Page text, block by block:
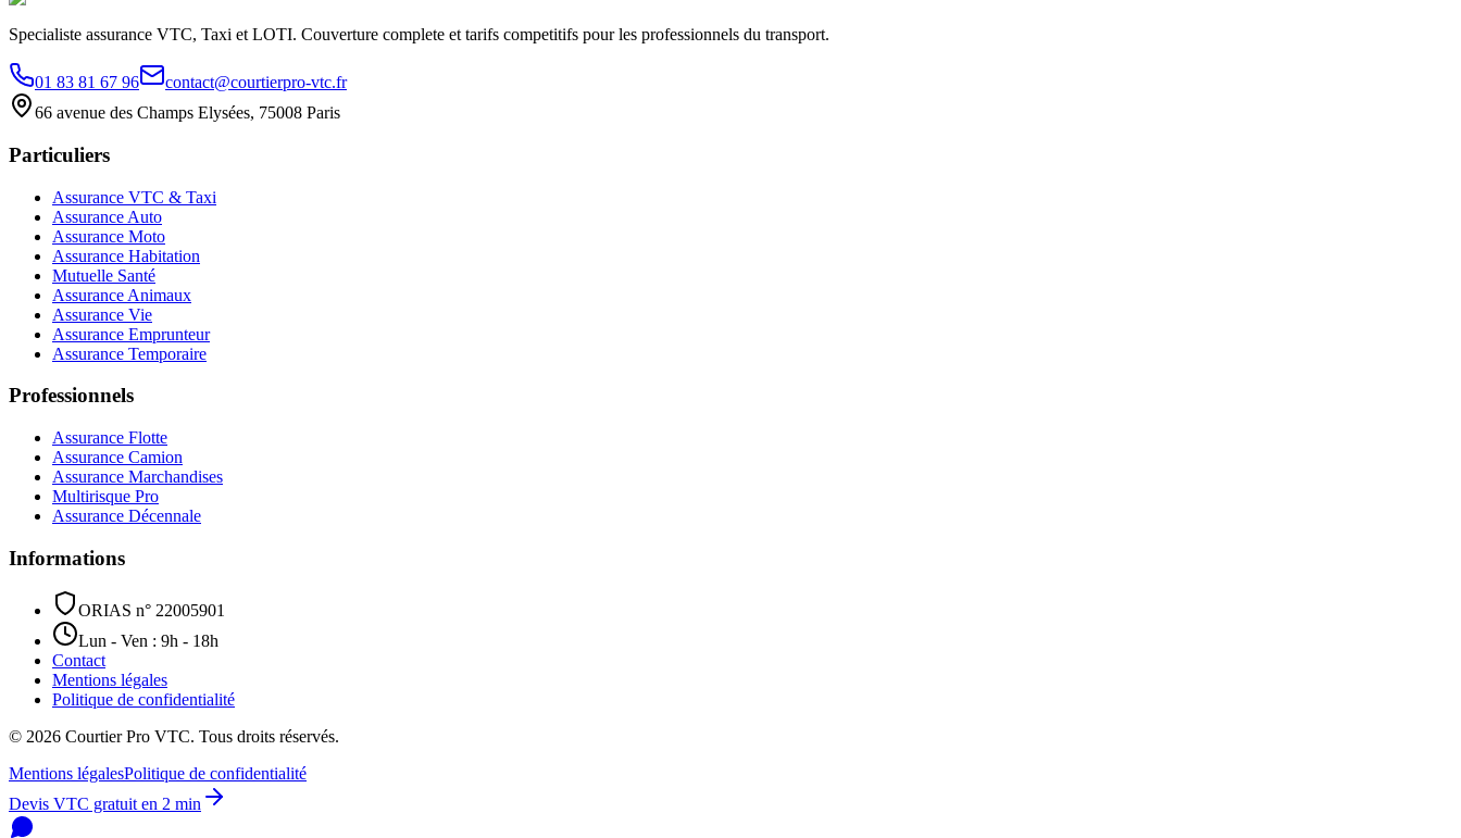
Specialiste assurance VTC, Taxi et LOTI. Couverture complete et tarifs competitifs pour les professionnels du transport.
01 83 81 67 96
contact@courtierpro-vtc.fr
66 avenue des Champs Elysées, 75008 Paris
Particuliers
Assurance VTC & Taxi
Assurance Auto
Assurance Moto
Assurance Habitation
Mutuelle Santé
Assurance Animaux
Assurance Vie
Assurance Emprunteur
Assurance Temporaire
Professionnels
Assurance Flotte
Assurance Camion
Assurance Marchandises
Multirisque Pro
Assurance Décennale
Informations
ORIAS n° 22005901
Lun - Ven : 9h - 18h
Contact
Mentions légales
Politique de confidentialité
© 2026 Courtier Pro VTC. Tous droits réservés.
Mentions légalesPolitique de confidentialité
Devis VTC gratuit en 2 min